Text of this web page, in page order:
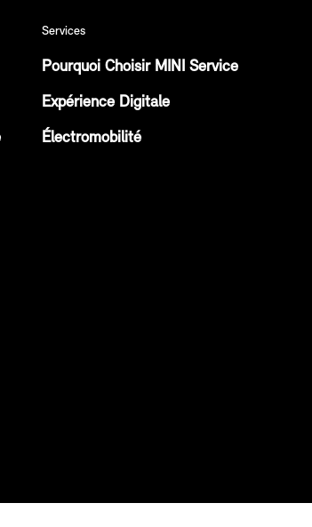
Services
Pourquoi Choisir MINI Service
Expérience Digitale
Électromobilité